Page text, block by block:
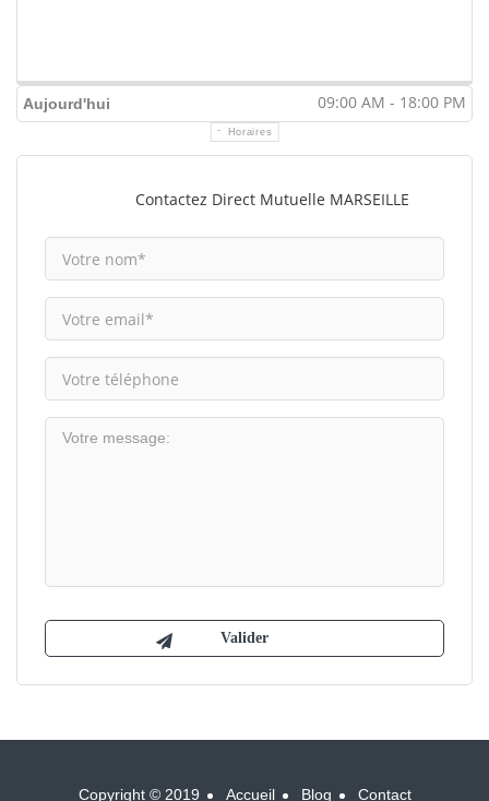
Aujourd'hui 09:00 AM - 18:00 PM
Horaires
Contactez Direct Mutuelle MARSEILLE
Copyright © 2019 Accueil Blog Contact